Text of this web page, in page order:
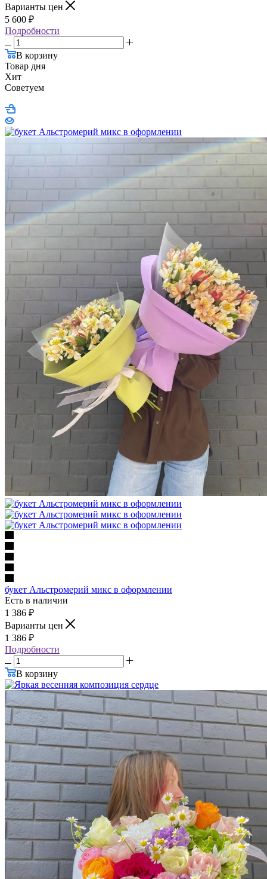
Варианты цен
5 600 ₽
Подробности
В корзину
Товар дня
Хит
Советуем
букет Альстромерий микс в оформлении
Есть в наличии
1 386 ₽
Варианты цен
1 386 ₽
Подробности
В корзину